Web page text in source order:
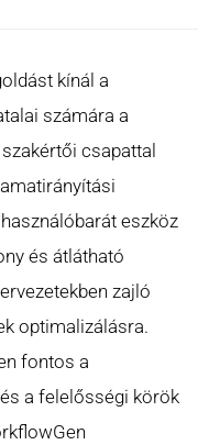
kínál a
számára a
csapattal
eszköz
és átlátható
zajló
optimalizálásra.
fontos a
a felelősségi körök